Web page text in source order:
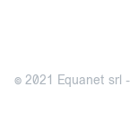
© 2021 Equanet srl